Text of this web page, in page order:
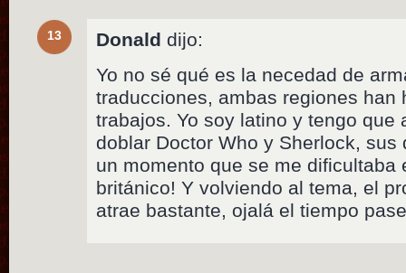
13 Donald dijo:
Yo no sé qué es la necedad de
traducciones, ambas regiones han
trabajos. Yo soy latino y tengo que
doblar Doctor Who y Sherlock,
un momento que se me dificultaba
británico! Y volviendo al tema, el
atrae bastante, ojalá el tiempo